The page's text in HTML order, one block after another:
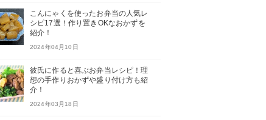
こんにゃくを使ったお弁当の人気レ
シピ17選！作り置きOKなおかずを
紹介！
2024年04月10日
彼氏に作ると喜ぶお弁当レシピ！理
想の手作りおかずや盛り付け方も紹
介！
2024年03月18日